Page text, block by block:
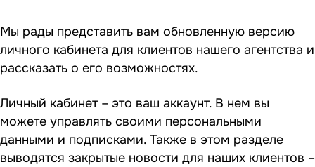
Мы рады представить вам обновленную версию
личного кабинета для клиентов нашего агентства и
рассказать о его возможностях.
Личный кабинет – это ваш аккаунт. В нем вы
можете управлять своими персональными
данными и подписками. Также в этом разделе
выводятся закрытые новости для наших клиентов –